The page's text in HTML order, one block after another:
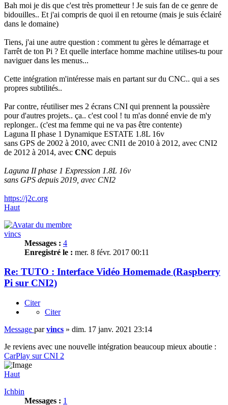
Bah moi je dis que c'est très prometteur ! Je suis fan de ce genre de
bidouilles.. Et j'ai compris de quoi il en retourne (mais je suis éclairé
dans le domaine)
Tiens, j'ai une autre question : comment tu gères le démarrage et
l'arrêt de ton Pi ? Et quelle interface homme machine utilises-tu pour
naviguer dans les menus...
Cette intégration m'intéresse mais en partant sur du CNC.. qui a ses
propres subtilités..
Par contre, réutiliser mes 2 écrans CNI qui prennent la poussière
pour d'autres projets.. ça.. c'est cool ! tu m'as donné envie de m'y
replonger.. (c'est ma femme qui ne va pas être contente)
Laguna II phase 1 Dynamique ESTATE 1.8L 16v
sans GPS de 2002 à 2010, avec CNI1 de 2010 à 2012, avec CNI2
de 2012 à 2014, avec CNC depuis
Laguna II phase 1 Expression 1.8L 16v
sans GPS depuis 2019, avec CNI2
https://j2c.org
Haut
vincs
Messages : 4
Enregistré le : mer. 8 févr. 2017 00:11
Re: TUTO : Interface Vidéo Homemade (Raspberry
Pi sur CNI2)
Citer
Citer
Message parvincs » dim. 17 janv. 2021 23:14
Je reviens avec une nouvelle intégration beaucoup mieux aboutie :
CarPlay sur CNI 2
Haut
Ichbin
Messages : 1